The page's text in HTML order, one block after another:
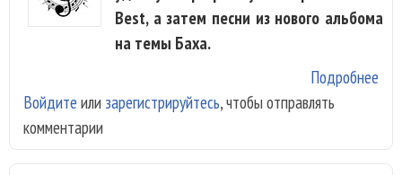
Best, а затем песни из нового альбома
на темы Баха.
Подробнее
Войдите или зарегистрируйтесь, чтобы отправлять
комментарии